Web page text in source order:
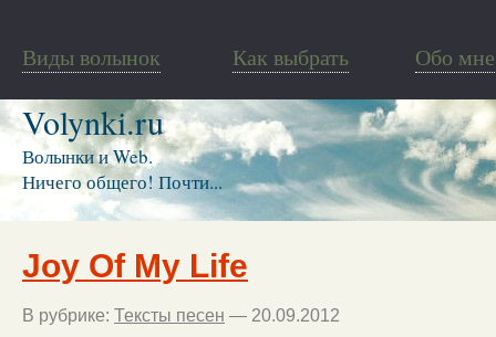
Виды волынок Как выбрать Обо мне
Volynki.ru
Волынки и Web.
Ничего общего! Почти...
Joy Of My Life
В рубрике: Тексты песен — 20.09.2012